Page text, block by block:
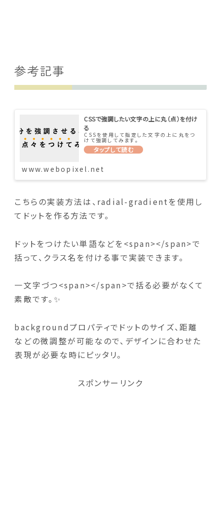
参考記事
CSSで強調したい文字の上に丸（点）を付け
る
CSSを使用して指定した文字の上に丸をつ
けて強調してみます。
www.webopixel.net
こちらの実装方法は、radial-gradientを使用し
てドットを作る方法です。
ドットをつけたい単語などを<span></span>で
括って、クラス名を付ける事で実装できます。
一文字づつ<span></span>で括る必要がなくて
素敵です。✨
backgroundプロパティでドットのサイズ、距離
などの微調整が可能なので、デザインに合わせた
表現が必要な時にピッタリ。
スポンサーリンク